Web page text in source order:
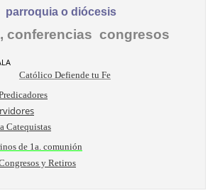
parroquia o diócesis
conferencias congresos
Católico Defiende tu Fe
Catequistas
de 1a. comunión
y Retiros